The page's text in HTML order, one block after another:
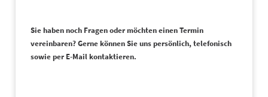
Sie haben noch Fragen oder möchten einen Termin
vereinbaren? Gerne können Sie uns persönlich, telefonisch
sowie per E-Mail kontaktieren.